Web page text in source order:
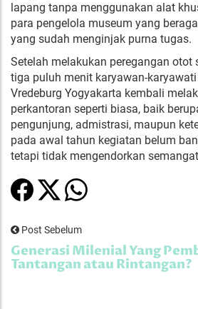
lapang tanpa menggunakan alat
para pengelola museum yang
yang sudah menginjak purna tugas.
Setelah melakukan peregangan otot
tiga puluh menit karyawan-
Vredeburg Yogyakarta kembali
perkantoran seperti biasa, baik
pengunjung, admistrasi, maupun
pada awal tahun kegiatan belum
tetapi tidak mengendorkan
Post Sebelum
Generasi Milenial Yang
Tantangan atau Rintangan?